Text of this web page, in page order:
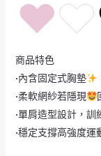
商品特色
•內含固定式胸墊
•柔軟網紗若隱現
•單肩造型設計，
•穩定支撐高強度運